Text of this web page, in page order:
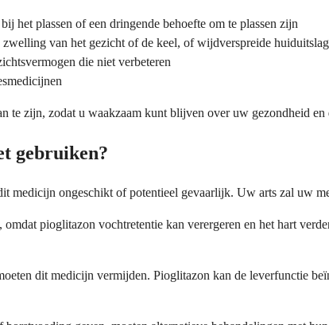
het plassen of een dringende behoefte om te plassen zijn
van het gezicht of de keel, of wijdverspreide huiduitslag
die niet verbeteren
te zijn, zodat u waakzaam kunt blijven over uw gezondheid
gebruiken?
medicijn ongeschikt of potentieel gevaarlijk. Uw arts zal uw
pioglitazon vochtretentie kan verergeren en het hart
dit medicijn vermijden. Pioglitazon kan de leverfunctie